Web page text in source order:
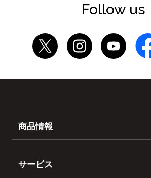
Follow us
商品情報
サービス